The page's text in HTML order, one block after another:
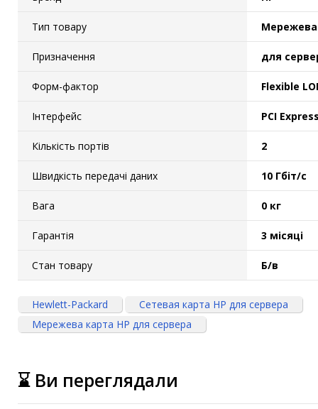
Кабелі та роз'єми
Аксесуари
Фильтри та стабілізатори
Павербанки
Аксесуари для ноутбуків
Акумулятори
Периферійні пристрої
Монітори
Відеоспостереження
IP-камери
Автоматичні вимикачі
Інвертори напруги
Тип товару Мережева
Призначення для
Форм-фактор Flexible
Інтерфейс PCI
Кількість портів 2
Швидкість передачі даних 10 Гбіт/с
Вага 0 кг
Гарантія 3 місяці
Стан товару Б/в
Hewlett-Packard
Сетевая карта HP для сервера
Мережева карта HP для сервера
⌛ Ви переглядали